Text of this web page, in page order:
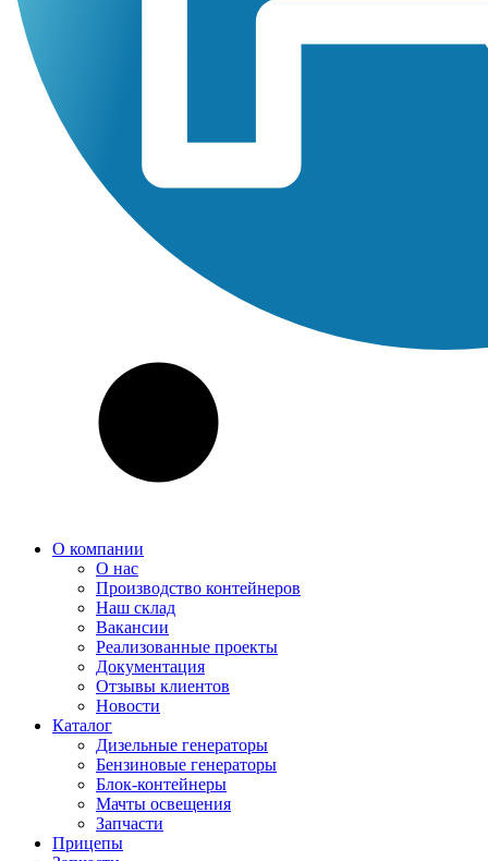
О компании
О нас
Производство контейнеров
Наш склад
Вакансии
Реализованные проекты
Документация
Отзывы клиентов
Новости
Каталог
Дизельные генераторы
Бензиновые генераторы
Блок-контейнеры
Мачты освещения
Запчасти
Прицепы